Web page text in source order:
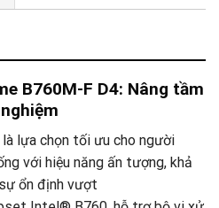
B760M-F D4: Nâng tầm
là lựa chọn tối ưu cho người
với hiệu năng ấn tượng, khả
ổn định vượt